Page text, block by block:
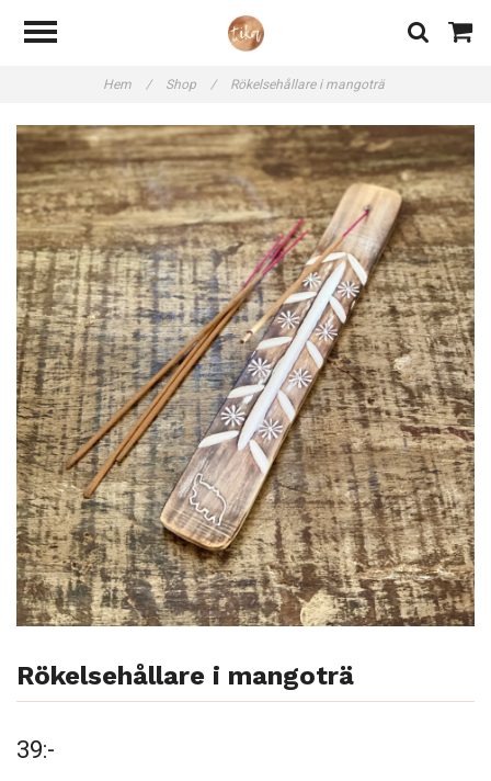
Hem / Shop / Rökelsehållare i mangoträ
Rökelsehållare i mangoträ
39:-